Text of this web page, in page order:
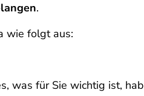
.
wie folgt aus:
was für Sie wichtig ist,